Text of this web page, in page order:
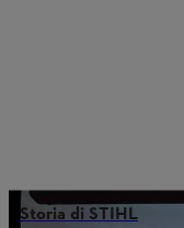
Storia di STIHL